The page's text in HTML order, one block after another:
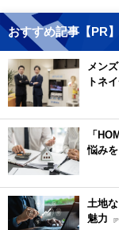
おすすめ記事【PR】
メン
トネ
「
悩み
土地
魅力